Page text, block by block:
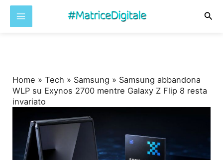
Home »Tech » Samsung » Samsung abbandona
WLP su Exynos 2700 mentre Galaxy Z Flip 8 resta
invariato